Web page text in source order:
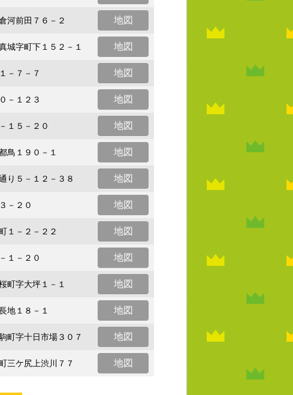
河前田７６－２ 地図
城字町下１５２－１ 地図
－７－７ 地図
－１２３ 地図
１５－２０ 地図
鳥１９０－１ 地図
り５－１２－３８ 地図
－２０ 地図
１－２－２２ 地図
１－２０ 地図
町字大坪１－１ 地図
地１８－１ 地図
町字十日市場３０７ 地図
三ケ尻上渋川７７ 地図